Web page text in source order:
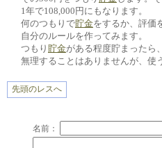
1年で108,000円にもなります。
何のつもりで貯金をするか、評価
自分のルールを作ってみます。
つもり 貯金がある程度貯まったら
無理することはありませんが、使
先頭のレスへ
名前：